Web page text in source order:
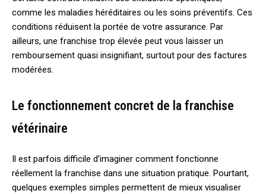
comme les maladies héréditaires ou les soins préventifs. Ces
conditions réduisent la portée de votre assurance. Par
ailleurs, une franchise trop élevée peut vous laisser un
remboursement quasi insignifiant, surtout pour des factures
modérées.
Le fonctionnement concret de la franchise
vétérinaire
Il est parfois difficile d’imaginer comment fonctionne
réellement la franchise dans une situation pratique. Pourtant,
quelques exemples simples permettent de mieux visualiser